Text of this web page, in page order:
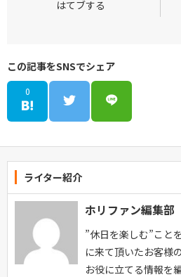
この記事をSNSでシェア
0
ライター紹介
ホリファン編集部
”休日を楽しむ”こと
に来て頂いたお客様
お役に立てる情報を